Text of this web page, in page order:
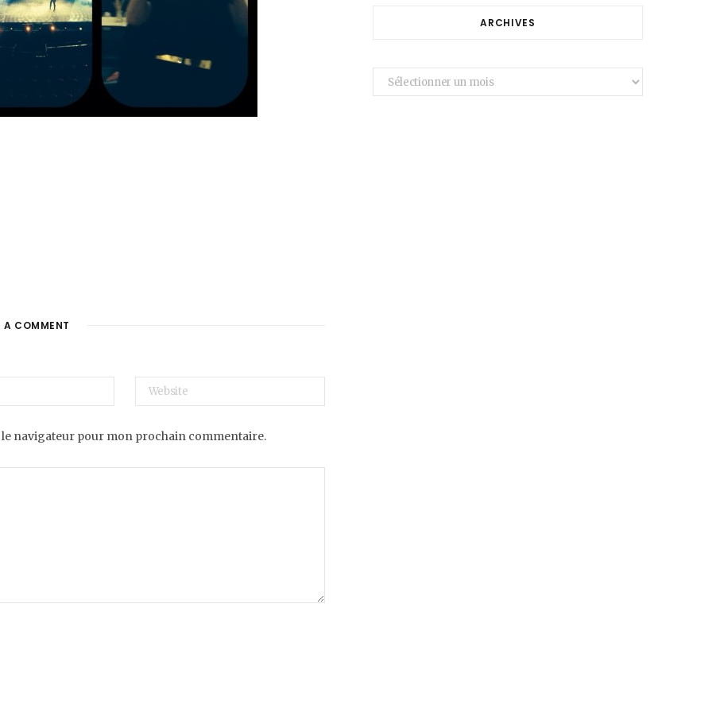
A COMMENT
navigateur pour mon prochain commentaire.
ARCHIVES
Archives